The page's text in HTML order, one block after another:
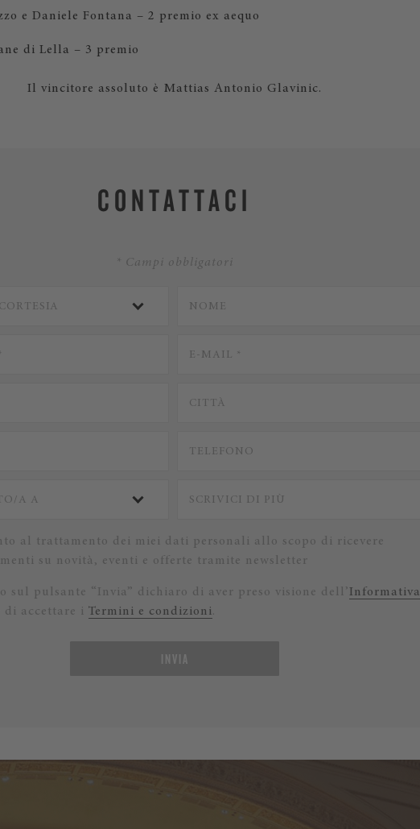
e Daniele Fontana – 2 premio ex aequo
di Lella – 3 premio
Il vincitore assoluto è Mattias Antonio Glavinic.
CONTATTACI
* Campi obbligatori
al trattamento dei miei dati personali allo scopo di ricevere
su novità, eventi e offerte tramite newsletter
sul pulsante “Invia” dichiaro di aver preso visione dell’Informativa
di accettare i Termini e condizioni.
INVIA